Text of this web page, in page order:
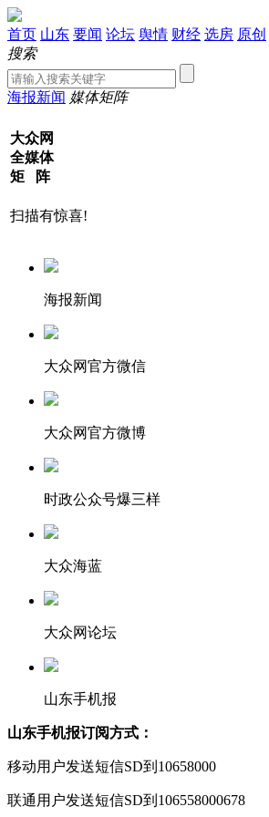
首页 山东 要闻 论坛 舆情 财经 选房 原创
搜索
海报新闻 媒体矩阵
大众网
全媒体
矩 阵
扫描有惊喜!
海报新闻
大众网官方微信
大众网官方微博
时政公众号爆三样
大众海蓝
大众网论坛
山东手机报
山东手机报订阅方式：
移动用户发送短信SD到10658000
联通用户发送短信SD到106558000678